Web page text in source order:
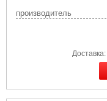
производитель
Доставка: